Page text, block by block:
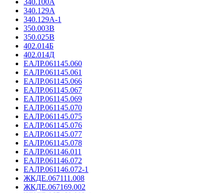
340.100А
340.129А
340.129А-1
350.003В
350.025В
402.014Б
402.014Д
ЕАЛР.061145.060
ЕАЛР.061145.061
ЕАЛР.061145.066
ЕАЛР.061145.067
ЕАЛР.061145.069
ЕАЛР.061145.070
ЕАЛР.061145.075
ЕАЛР.061145.076
ЕАЛР.061145.077
ЕАЛР.061145.078
ЕАЛР.061146.011
ЕАЛР.061146.072
ЕАЛР.061146.072-1
ЖКДЕ.067111.008
ЖКДЕ.067169.002